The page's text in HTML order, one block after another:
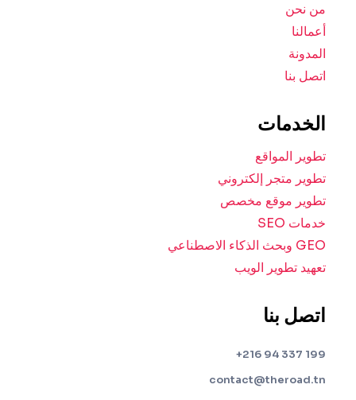
من نحن
أعمالنا
المدونة
اتصل بنا
الخدمات
تطوير المواقع
تطوير متجر إلكتروني
تطوير موقع مخصص
خدمات SEO
GEO وبحث الذكاء الاصطناعي
تعهيد تطوير الويب
اتصل بنا
199 337 94 216+
contact@theroad.tn